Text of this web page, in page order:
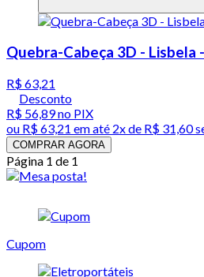
Quebra-Cabeça 3D - Lisbela
R$ 63,21
Desconto
R$ 56,89no PIX
ou R$ 63,21 em até 2x de R$ 31,60
COMPRAR AGORA
Página 1 de 1
Cupom